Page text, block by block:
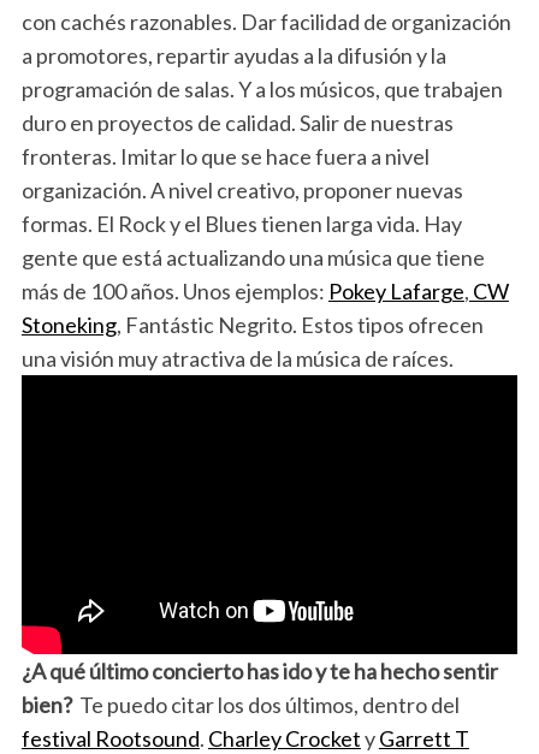
con cachés razonables. Dar facilidad de organización
a promotores, repartir ayudas a la difusión y la
programación de salas. Y a los músicos, que trabajen
duro en proyectos de calidad. Salir de nuestras
fronteras. Imitar lo que se hace fuera a nivel
organización. A nivel creativo, proponer nuevas
formas. El Rock y el Blues tienen larga vida. Hay
gente que está actualizando una música que tiene
más de 100 años. Unos ejemplos: Pokey Lafarge, CW
Stoneking, Fantástic Negrito. Estos tipos ofrecen
una visión muy atractiva de la música de raíces.
¿A qué último concierto has ido y te ha hecho sentir
bien? Te puedo citar los dos últimos, dentro del
festival Rootsound. Charley CrocketyGarrett T